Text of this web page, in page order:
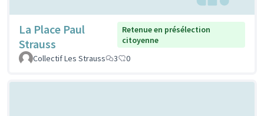
La Place Paul
Strauss
Retenue en présélection
citoyenne
Collectif Les Strauss
3 0